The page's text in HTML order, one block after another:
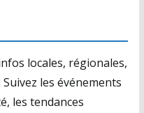
locales, régionales,
les événements
les tendances